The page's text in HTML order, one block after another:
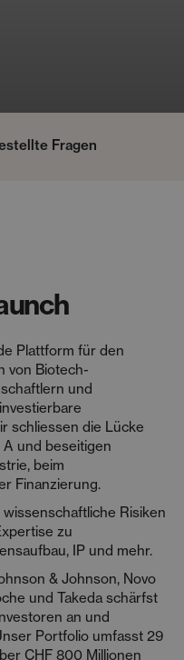
Fragen
Plattform für den
von Biotech-
und
schliessen die Lücke
und beseitigen
beim
Finanzierung.
Risiken
zu
IP und mehr.
& Johnson, Novo
und Takeda schärfst
an und
Portfolio umfasst 29
CHF 800 Millionen